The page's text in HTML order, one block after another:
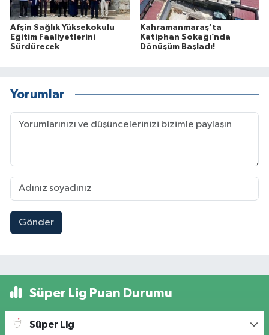
Afşin Sağlık Yüksekokulu
Eğitim Faaliyetlerini
Sürdürecek
Kahramanmaraş’ta
Katiphan Sokağı’nda
Dönüşüm Başladı!
Yorumlar
Gönder
Süper Lig Puan Durumu
Süper Lig